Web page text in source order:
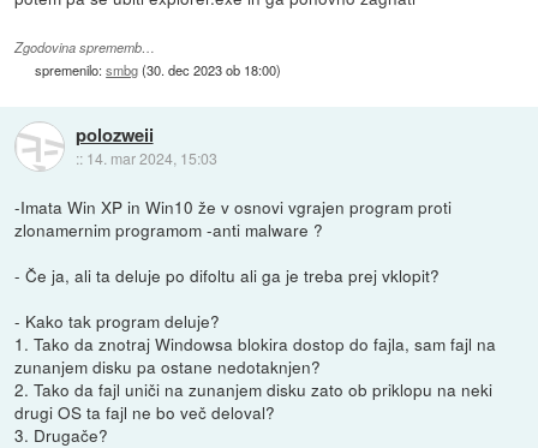
Zgodovina sprememb…
spremenilo:smbg(30. dec 2023 ob 18:00)
polozweii
:: 14. mar 2024, 15:03
-Imata Win XP in Win10 že v osnovi vgrajen program proti
zlonamernim programom -anti malware ?
- Če ja, ali ta deluje po difoltu ali ga je treba prej vklopit?
- Kako tak program deluje?
1. Tako da znotraj Windowsa blokira dostop do fajla, sam fajl na
zunanjem disku pa ostane nedotaknjen?
2. Tako da fajl uniči na zunanjem disku zato ob priklopu na neki
drugi OS ta fajl ne bo več deloval?
3. Drugače?